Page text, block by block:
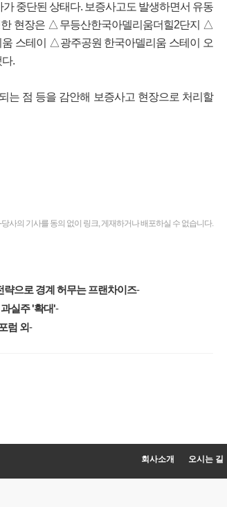
중단된 상태다. 보증사고도 발생하면서 유동
현장은 △무등산한국아델리움더힐2단지 △
스테이 △광주공원 한국아델리움 스테이 오
.
는 점 등을 감안해 보증사고 현장으로 처리할
사의 기사를 동의 없이 링크, 게재하거나 배포하실 수 없습니다.
-
으로 경계 허무는 프랜차이즈
-
실주 '확대'
-
럼 외
회사소개 오시는 길